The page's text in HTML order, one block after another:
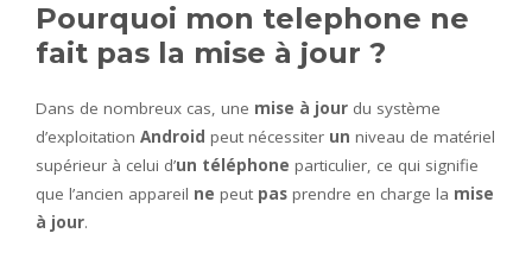
Pourquoi mon telephone ne
fait pas la mise à jour ?
Dans de nombreux cas, une mise à jour du système
d’exploitation Android peut nécessiter un niveau de matériel
supérieur à celui d’un téléphone particulier, ce qui signifie
que l’ancien appareil ne peut pas prendre en charge la mise
à jour.